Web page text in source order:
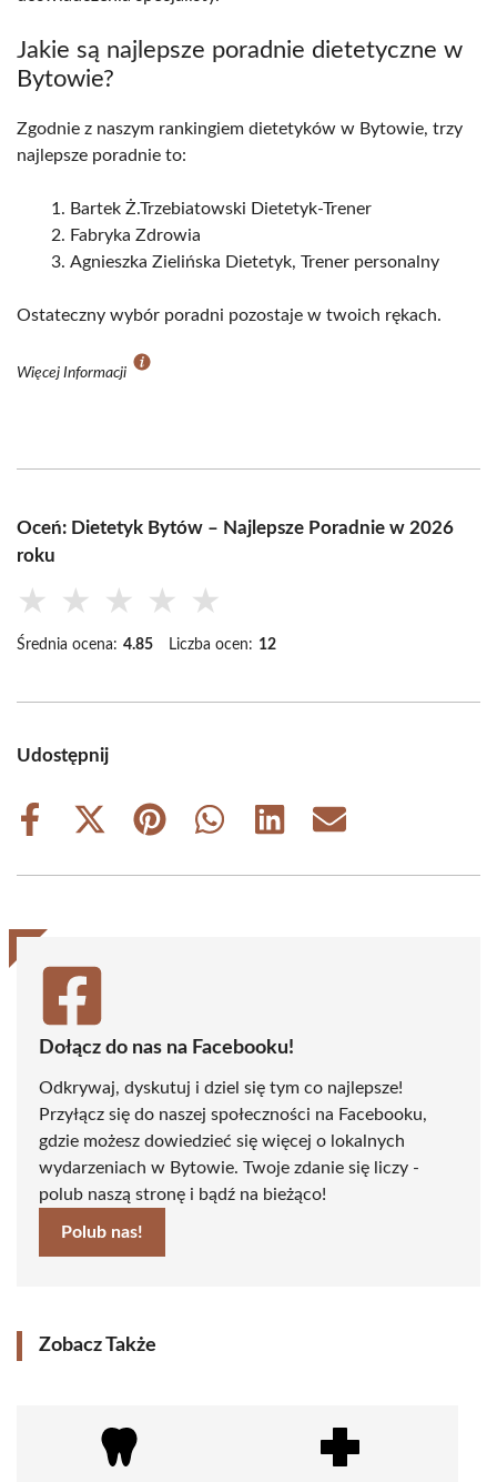
Jakie są najlepsze poradnie dietetyczne w
Bytowie?
Zgodnie z naszym rankingiem dietetyków w Bytowie, trzy
najlepsze poradnie to:
Bartek Ż.Trzebiatowski Dietetyk-Trener
Fabryka Zdrowia
Agnieszka Zielińska Dietetyk, Trener personalny
Ostateczny wybór poradni pozostaje w twoich rękach.
Więcej Informacji
Oceń: Dietetyk Bytów – Najlepsze Poradnie w 2026
roku
★ ★ ★ ★ ★
Średnia ocena: 4.85 Liczba ocen: 12
Udostępnij
Share
Share
(Twitter)
Share
Share
Share
Share
Dołącz do nas na Facebooku!
Odkrywaj, dyskutuj i dziel się tym co najlepsze!
Przyłącz się do naszej społeczności na Facebooku,
gdzie możesz dowiedzieć się więcej o lokalnych
wydarzeniach w Bytowie. Twoje zdanie się liczy -
polub naszą stronę i bądź na bieżąco!
Polub nas!
Zobacz Także